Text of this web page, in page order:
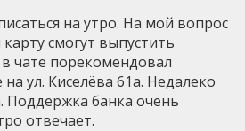
на утро. На мой вопрос
смогут выпустить
чате порекомендовал
ул. Киселёва 61а. Недалеко
Поддержка банка очень
отвечает.